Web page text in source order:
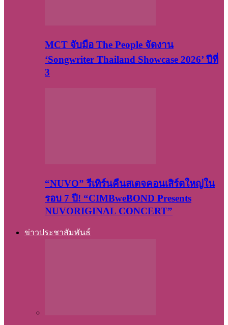
MCT จับมือ The People จัดงาน
‘Songwriter Thailand Showcase 2026’ ปีที่
3
“NUVO” รีเทิร์นคืนสเตจคอนเสิร์ตใหญ่ใน
รอบ 7 ปี! “CIMBweBOND Presents
NUVORIGINAL CONCERT”
ข่าวประชาสัมพันธ์